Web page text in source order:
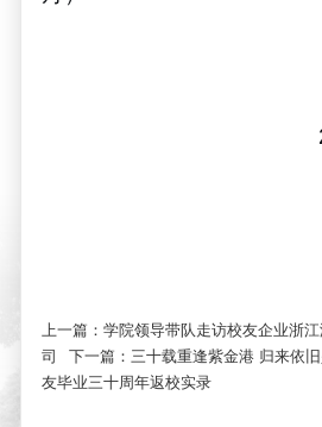
上一篇： 学院领导带队走访校友企业浙
司
下一篇： 三十载重逢紫金港 归来依
友毕业三十周年返校实录